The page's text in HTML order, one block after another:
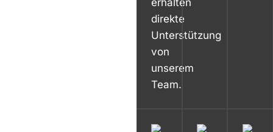
direkte
Unterstützung
von
unserem
Team.